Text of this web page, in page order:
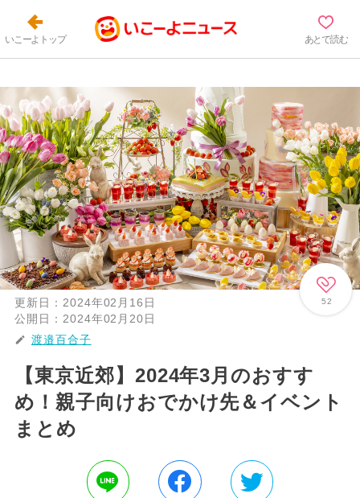
いこーよトップ あとで読む
52
更新日： 2024年02月16日
公開日： 2024年02月20日
渡邉百合子
【東京近郊】2024年3月のおすす
め！親子向けおでかけ先＆イベント
まとめ